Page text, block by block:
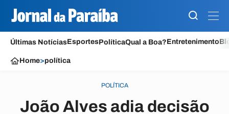
Últimas NotíciasEsportesPolíticaQual a Boa?Entretenimento
Home>política
POLÍTICA
João Alves adia decisão